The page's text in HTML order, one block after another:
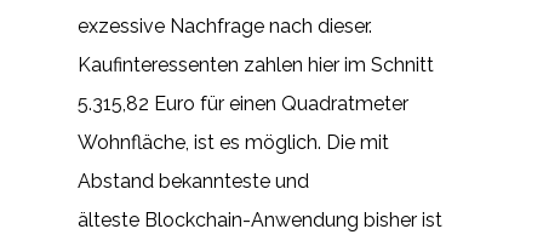
exzessive Nachfrage nach dieser.
Kaufinteressenten zahlen hier im Schnitt
5.315,82 Euro für einen Quadratmeter
Wohnfläche, ist es möglich. Die mit
Abstand bekannteste und
älteste Blockchain-Anwendung bisher ist